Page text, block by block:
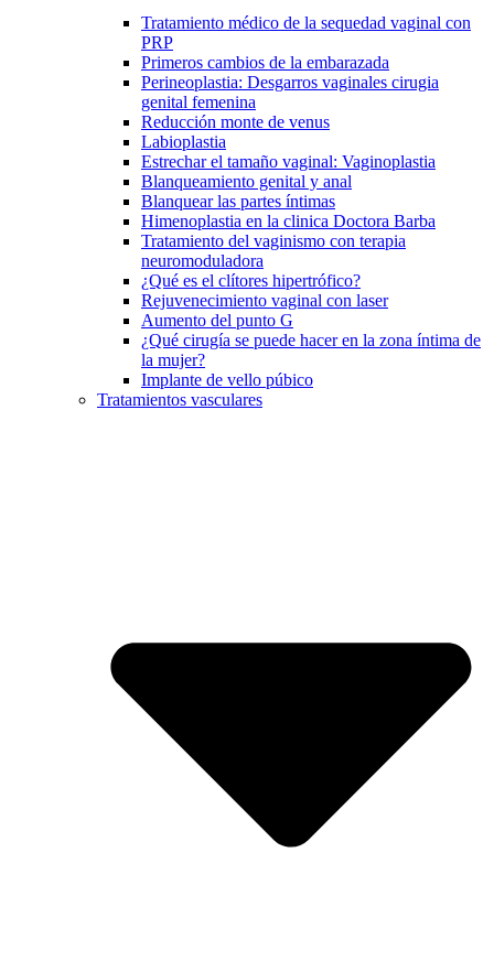
Tratamiento médico de la sequedad vaginal con
PRP
Primeros cambios de la embarazada
Perineoplastia: Desgarros vaginales cirugia
genital femenina
Reducción monte de venus
Labioplastia
Estrechar el tamaño vaginal: Vaginoplastia
Blanqueamiento genital y anal
Blanquear las partes íntimas
Himenoplastia en la clinica Doctora Barba
Tratamiento del vaginismo con terapia
neuromoduladora
¿Qué es el clítores hipertrófico?
Rejuvenecimiento vaginal con laser
Aumento del punto G
¿Qué cirugía se puede hacer en la zona íntima de
la mujer?
Implante de vello púbico
Tratamientos vasculares